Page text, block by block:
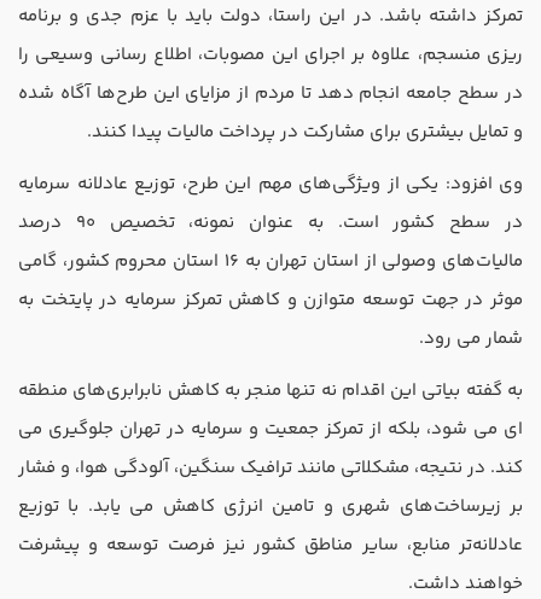
تمرکز داشته باشد. در این راستا، دولت باید با عزم جدی و برنامه
‌ریزی منسجم، علاوه بر اجرای این مصوبات، اطلاع ‌رسانی وسیعی را
در سطح جامعه انجام دهد تا مردم از مزایای این طرح‌ها آگاه شده
و تمایل بیشتری برای مشارکت در پرداخت مالیات پیدا کنند.
وی افزود: یکی از ویژگی‌های مهم این طرح، توزیع عادلانه سرمایه
در سطح کشور است. به عنوان نمونه، تخصیص 90 درصد
مالیات‌های وصولی از استان تهران به 16 استان محروم کشور، گامی
موثر در جهت توسعه متوازن و کاهش تمرکز سرمایه در پایتخت به
شمار می ‌رود.
به گفته بیاتی این اقدام نه تنها منجر به کاهش نابرابری‌های منطقه
‌ای می ‌شود، بلکه از تمرکز جمعیت و سرمایه در تهران جلوگیری می
‌کند. در نتیجه، مشکلاتی مانند ترافیک سنگین، آلودگی هوا، و فشار
بر زیرساخت‌های شهری و تامین انرژی کاهش می ‌یابد. با توزیع
عادلانه‌تر منابع، سایر مناطق کشور نیز فرصت توسعه و پیشرفت
خواهند داشت.